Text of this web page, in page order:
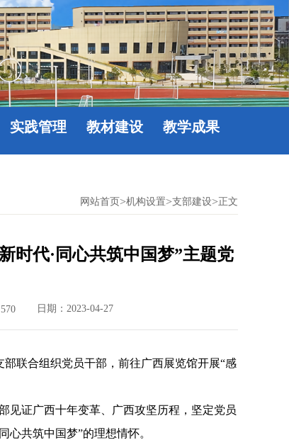
实践管理 教材建设 教学成果
网站首页 >机构设置>支部建设>正文
时代·同心共筑中国梦”主题党
570 日期：2023-04-27
联合组织党员干部，前往广西展览馆开展“感
见证广西十年变革、广西攻坚历程，坚定党员
心共筑中国梦”的理想情怀。